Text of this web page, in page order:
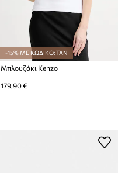
-15% ΜΕ ΚΩΔΙΚΟ: TAN
Μπλουζάκι Kenzo
179,90 €